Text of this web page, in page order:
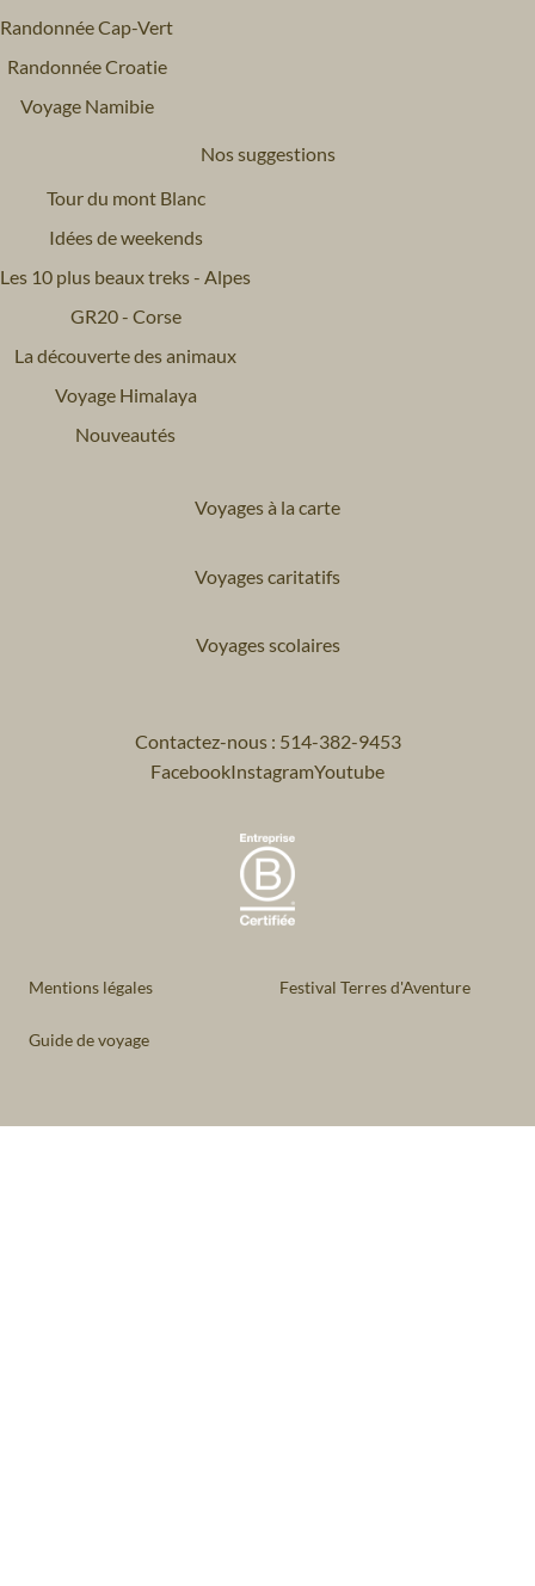
Randonnée Cap-Vert
Randonnée Croatie
Voyage Namibie
Nos suggestions
Tour du mont Blanc
Idées de weekends
Les 10 plus beaux treks - Alpes
GR20 - Corse
La découverte des animaux
Voyage Himalaya
Nouveautés
Voyages à la carte
Voyages caritatifs
Voyages scolaires
Contactez-nous : 514-382-9453
FacebookInstagramYoutube
Mentions légales Festival Terres d'Aventure
Guide de voyage